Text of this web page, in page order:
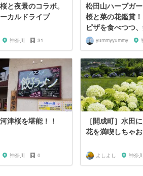
と夜景のコラボ。
カルドライブ
神奈川 31
松田山ハーブガ
桜と菜の花鑑賞
ピザを食べつつ
yummyyummy
津桜を堪能！！
神奈川 0
［開成町］水田
花を満喫しちゃ
よしよし 神奈川